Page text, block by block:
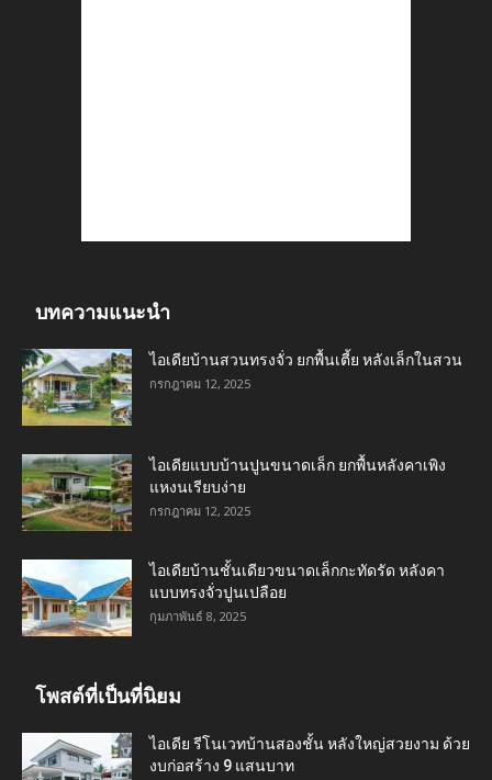
บทความแนะนำ
ไอเดียบ้านสวนทรงจั่ว ยกพื้นเตี้ย หลังเล็กในสวน
กรกฎาคม 12, 2025
ไอเดียแบบบ้านปูนขนาดเล็ก ยกพื้นหลังคาเพิง
แหงนเรียบง่าย
กรกฎาคม 12, 2025
ไอเดียบ้านชั้นเดียวขนาดเล็กกะทัดรัด หลังคา
แบบทรงจั่วปูนเปลือย
กุมภาพันธ์ 8, 2025
โพสต์ที่เป็นที่นิยม
ไอเดีย รีโนเวทบ้านสองชั้น หลังใหญ่สวยงาม ด้วย
งบก่อสร้าง 9 แสนบาท